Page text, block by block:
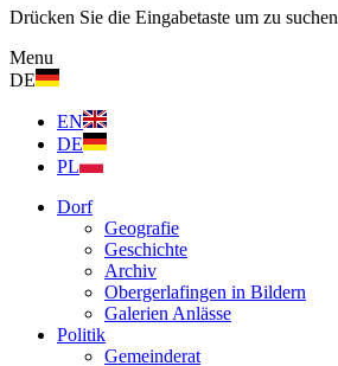
Drücken Sie die Eingabetaste um zu suchen
Menu
DE
EN
DE
PL
Dorf
Geografie
Geschichte
Archiv
Obergerlafingen in Bildern
Galerien Anlässe
Politik
Gemeinderat